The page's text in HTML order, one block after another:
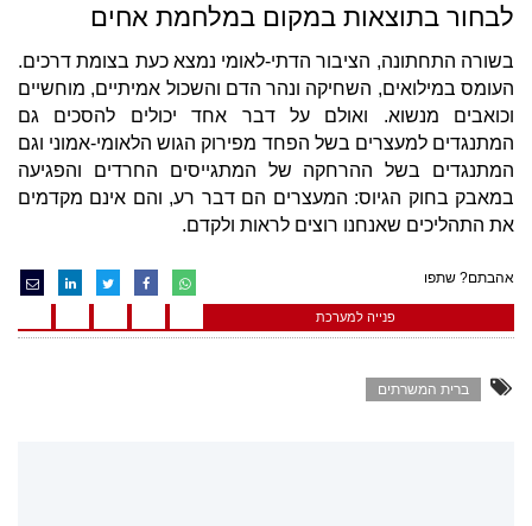
לבחור בתוצאות במקום במלחמת אחים
בשורה התחתונה, הציבור הדתי-לאומי נמצא כעת בצומת דרכים.
העומס במילואים, השחיקה ונהר הדם והשכול אמיתיים, מוחשיים
וכואבים מנשוא. ואולם על דבר אחד יכולים להסכים גם
המתנגדים למעצרים בשל הפחד מפירוק הגוש הלאומי-אמוני וגם
המתנגדים בשל ההרחקה של המתגייסים החרדים והפגיעה
במאבק בחוק הגיוס: המעצרים הם דבר רע, והם אינם מקדמים
את התהליכים שאנחנו רוצים לראות ולקדם.
אהבתם? שתפו
פנייה למערכת
ברית המשרתים